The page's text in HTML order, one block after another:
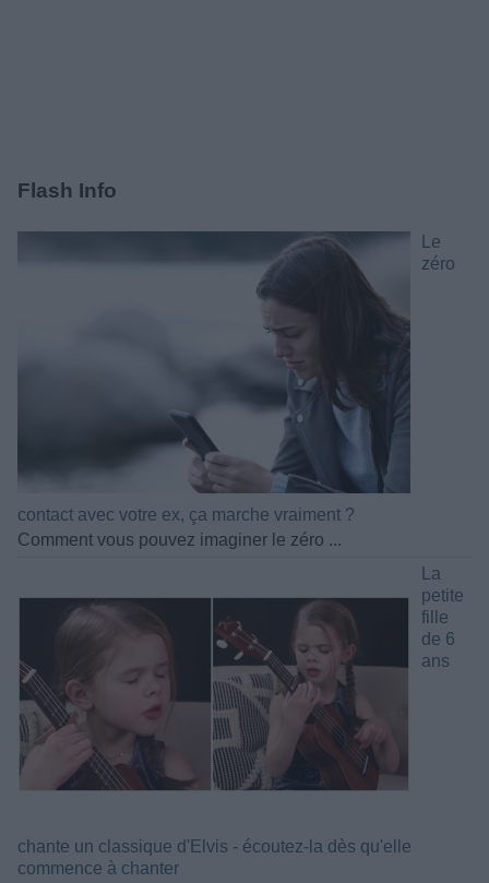
Flash Info
Le
zéro
contact avec votre ex, ça marche vraiment ?
Comment vous pouvez imaginer le zéro ...
La
petite
fille
de 6
ans
chante un classique d'Elvis - écoutez-la dès qu'elle
commence à chanter